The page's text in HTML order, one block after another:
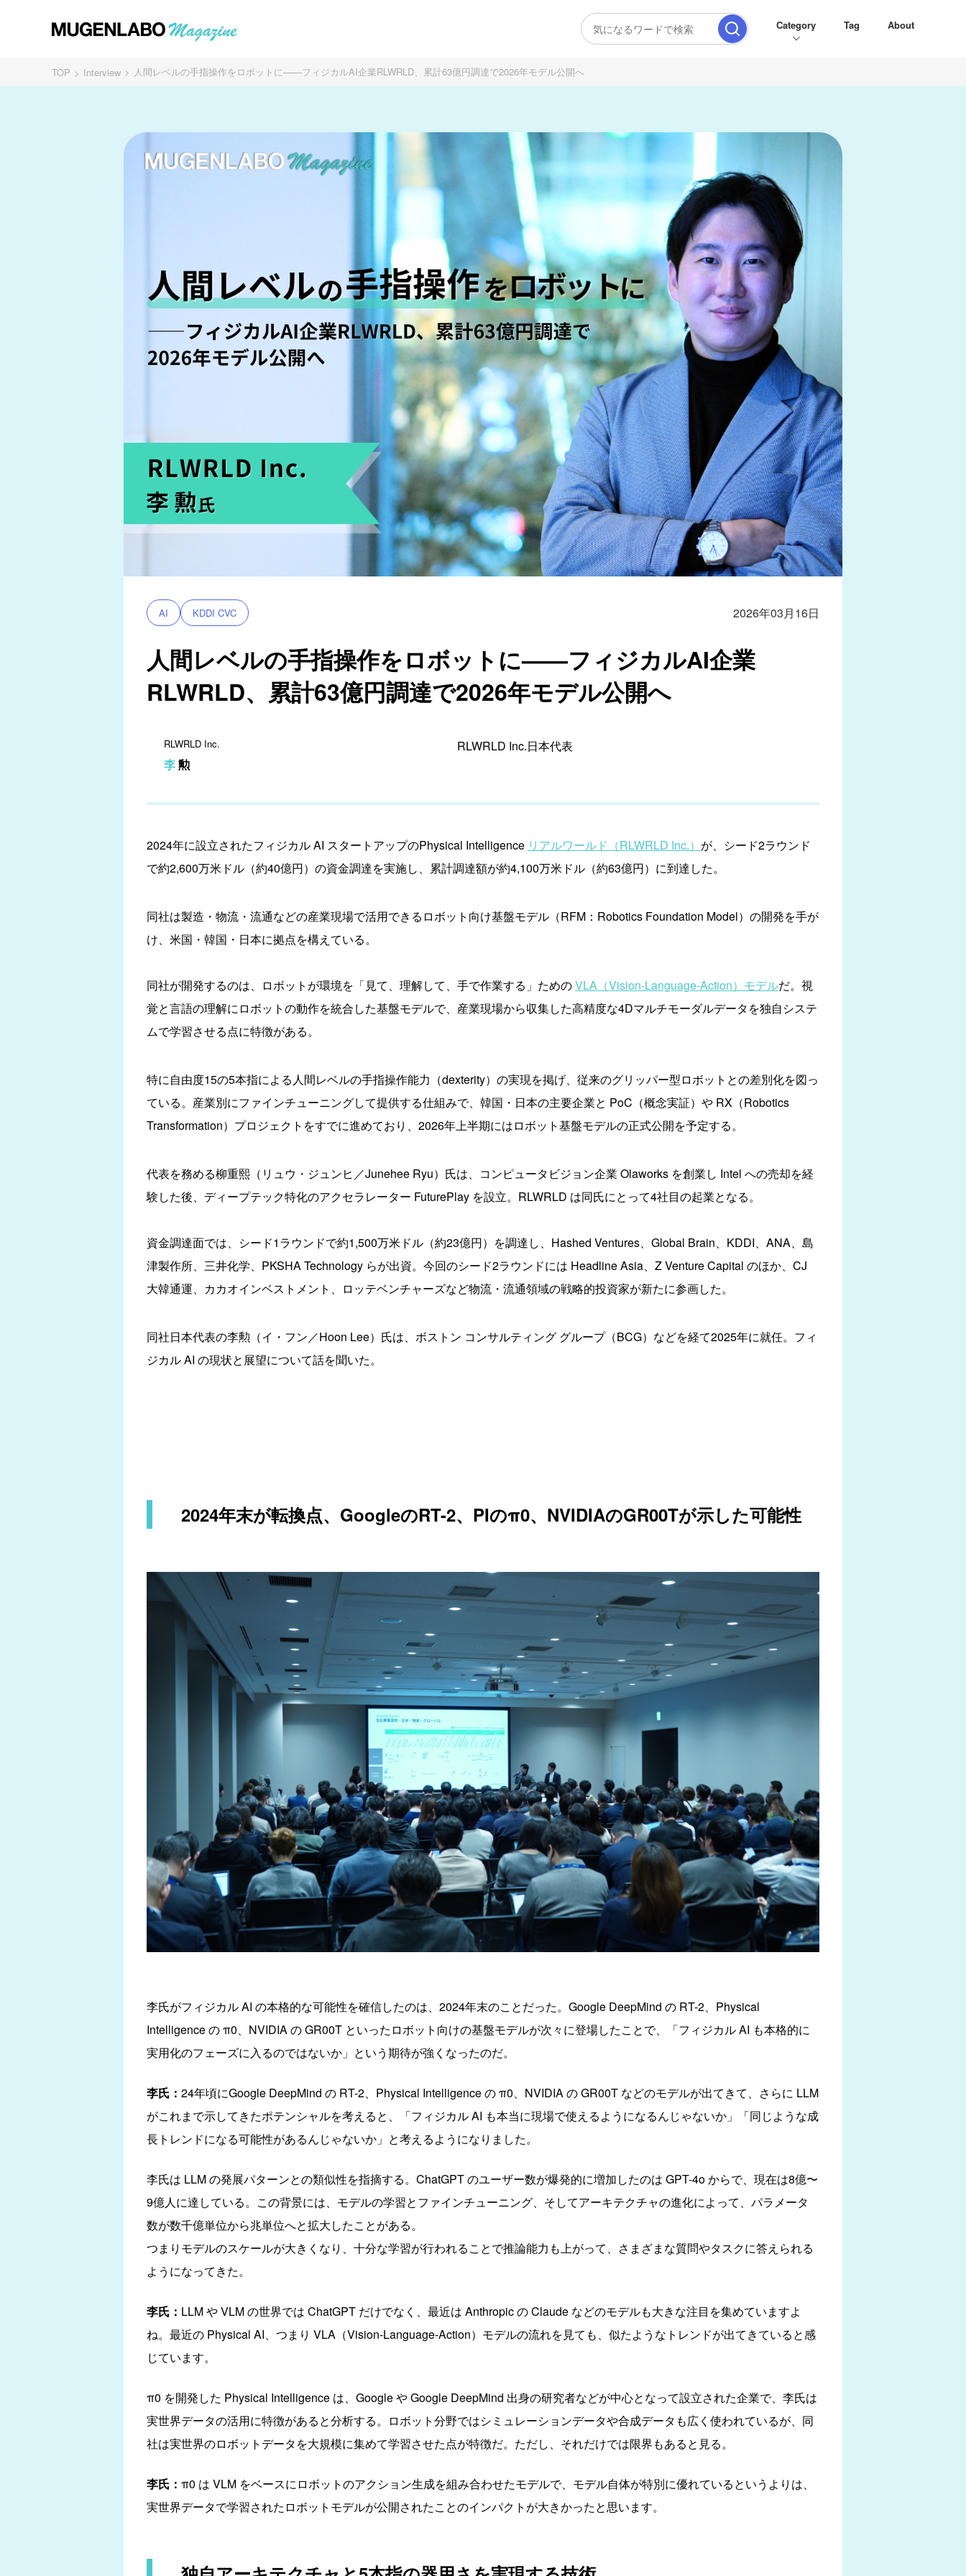
Category Tag About
TOP Interview 人間レベルの手指操作をロボットに——フィジカルAI企業RLWRLD、累計63億円調達で2026年モデル公開へ
AI KDDI CVC 2026年03月16日
人間レベルの手指操作をロボットに——フィジカルAI企業
RLWRLD、累計63億円調達で2026年モデル公開へ
RLWRLD Inc.
李 勲
RLWRLD Inc.日本代表
2024年に設立されたフィジカル AI スタートアップのPhysical Intelligence リアルワールド（RLWRLD Inc.） が、シード2ラウンド
で約2,600万米ドル（約40億円）の資金調達を実施し、累計調達額が約4,100万米ドル（約63億円）に到達した。
同社は製造・物流・流通などの産業現場で活用できるロボット向け基盤モデル（RFM：Robotics Foundation Model）の開発を手が
け、米国・韓国・日本に拠点を構えている。
同社が開発するのは、ロボットが環境を「見て、理解して、手で作業する」ためのVLA（Vision-Language-Action）モデルだ。視
覚と言語の理解にロボットの動作を統合した基盤モデルで、産業現場から収集した高精度な4Dマルチモーダルデータを独自システ
ムで学習させる点に特徴がある。
特に自由度15の5本指による人間レベルの手指操作能力（dexterity）の実現を掲げ、従来のグリッパー型ロボットとの差別化を図っ
ている。産業別にファインチューニングして提供する仕組みで、韓国・日本の主要企業と PoC（概念実証）や RX（Robotics
Transformation）プロジェクトをすでに進めており、2026年上半期にはロボット基盤モデルの正式公開を予定する。
代表を務める柳重熙（リュウ・ジュンヒ／Junehee Ryu）氏は、コンピュータビジョン企業 Olaworks を創業し Intel への売却を経
験した後、ディープテック特化のアクセラレーター FuturePlay を設立。RLWRLD は同氏にとって4社目の起業となる。
資金調達面では、シード1ラウンドで約1,500万米ドル（約23億円）を調達し、Hashed Ventures、Global Brain、KDDI、ANA、島
津製作所、三井化学、PKSHA Technology らが出資。今回のシード2ラウンドには Headline Asia、Z Venture Capital のほか、CJ
大韓通運、カカオインベストメント、ロッテベンチャーズなど物流・流通領域の戦略的投資家が新たに参画した。
同社日本代表の李勲（イ・フン／Hoon Lee）氏は、ボストン コンサルティング グループ（BCG）などを経て2025年に就任。フィ
ジカル AI の現状と展望について話を聞いた。
2024年末が転換点、GoogleのRT-2、PIのπ0、NVIDIAのGR00Tが示した可能性
李氏がフィジカル AI の本格的な可能性を確信したのは、2024年末のことだった。Google DeepMind の RT-2、Physical
Intelligence の π0、NVIDIA の GR00T といったロボット向けの基盤モデルが次々に登場したことで、「フィジカル AI も本格的に
実用化のフェーズに入るのではないか」という期待が強くなったのだ。
李氏： 24年頃にGoogle DeepMind の RT-2、Physical Intelligence の π0、NVIDIA の GR00T などのモデルが出てきて、さらに LLM
がこれまで示してきたポテンシャルを考えると、「フィジカル AI も本当に現場で使えるようになるんじゃないか」「同じような成
長トレンドになる可能性があるんじゃないか」と考えるようになりました。
李氏は LLM の発展パターンとの類似性を指摘する。ChatGPT のユーザー数が爆発的に増加したのは GPT-4o からで、現在は8億〜
9億人に達している。この背景には、モデルの学習とファインチューニング、そしてアーキテクチャの進化によって、パラメータ
数が数千億単位から兆単位へと拡大したことがある。
つまりモデルのスケールが大きくなり、十分な学習が行われることで推論能力も上がって、さまざまな質問やタスクに答えられる
ようになってきた。
李氏： LLM や VLM の世界では ChatGPT だけでなく、最近は Anthropic の Claude などのモデルも大きな注目を集めていますよ
ね。最近の Physical AI、つまり VLA（Vision-Language-Action）モデルの流れを見ても、似たようなトレンドが出てきていると感
じています。
π0 を開発した Physical Intelligence は、Google や Google DeepMind 出身の研究者などが中心となって設立された企業で、李氏は
実世界データの活用に特徴があると分析する。ロボット分野ではシミュレーションデータや合成データも広く使われているが、同
社は実世界のロボットデータを大規模に集めて学習させた点が特徴だ。ただし、それだけでは限界もあると見る。
李氏： π0 は VLM をベースにロボットのアクション生成を組み合わせたモデルで、モデル自体が特別に優れているというよりは、
実世界データで学習されたロボットモデルが公開されたことのインパクトが大きかったと思います。